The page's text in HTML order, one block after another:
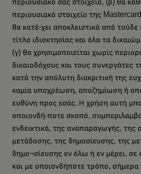
περιουσιακό σας στοιχείο, (β) θα
περιουσιακό στοιχείο της
θα κατέ-χει αποκλειστικά από τούδε
τίτλο ιδιοκτησίας και όλα τα
(γ) θα χρησιμοποιείται χωρίς
δικαιοδόχους και τους συνεργάτες
κατά την απόλυτη διακριτική της
καμία υποχρέωση, αποζημίωση ή
ευθύνη προς εσάς. Η χρήση αυτή
οποιονδή-ποτε σκοπό,
ενδεικτικά, της αναπαραγωγής, της
μετάδοσης, της δημοσίευσης, της
δημο¬σίευσης εν όλω ή εν μέρει, σε
και με οποιονδήποτε τρόπο,